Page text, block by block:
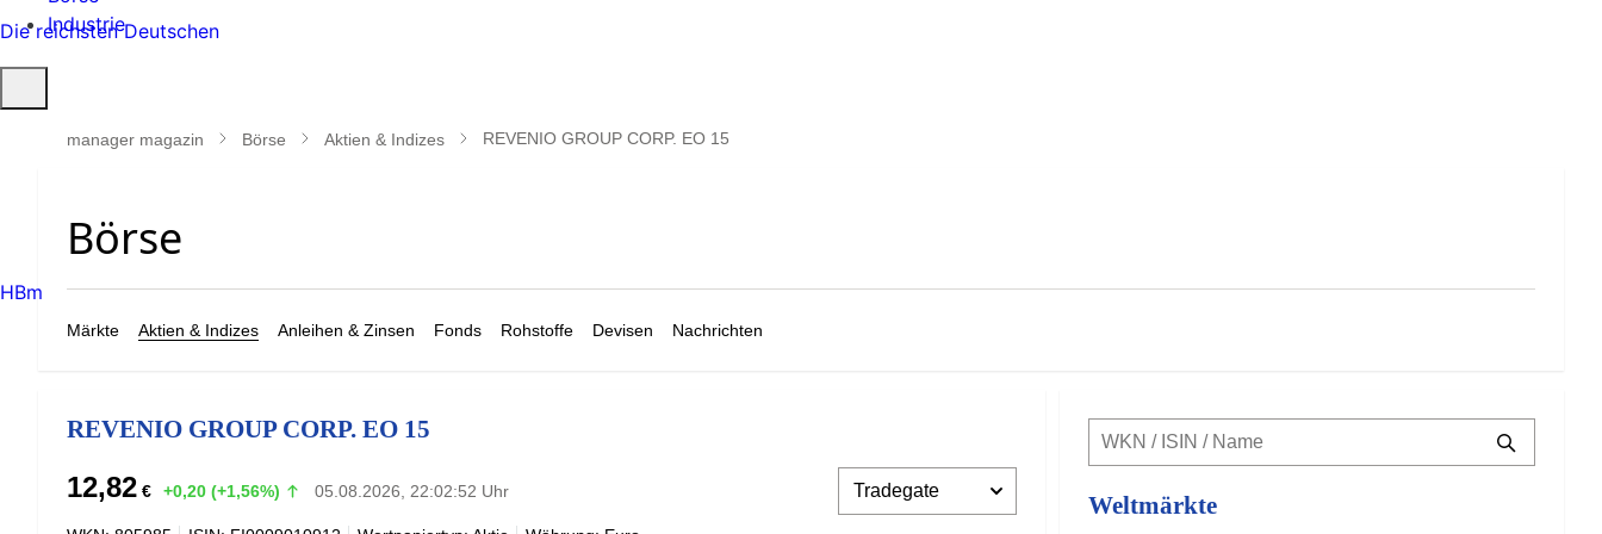
Industrie
öffnen
manager magazin Börse Aktien & Indizes REVENIO GROUP CORP. EO 15
Märkte Aktien & Indizes Anleihen & Zinsen Fonds Rohstoffe Devisen Nachrichten
REVENIO GROUP CORP. EO 15
12,82 € +0,20 (+1,56%) 05.08.2026, 22:02:52 Uhr
Weltmärkte
Die reichsten Deutschen
HBm